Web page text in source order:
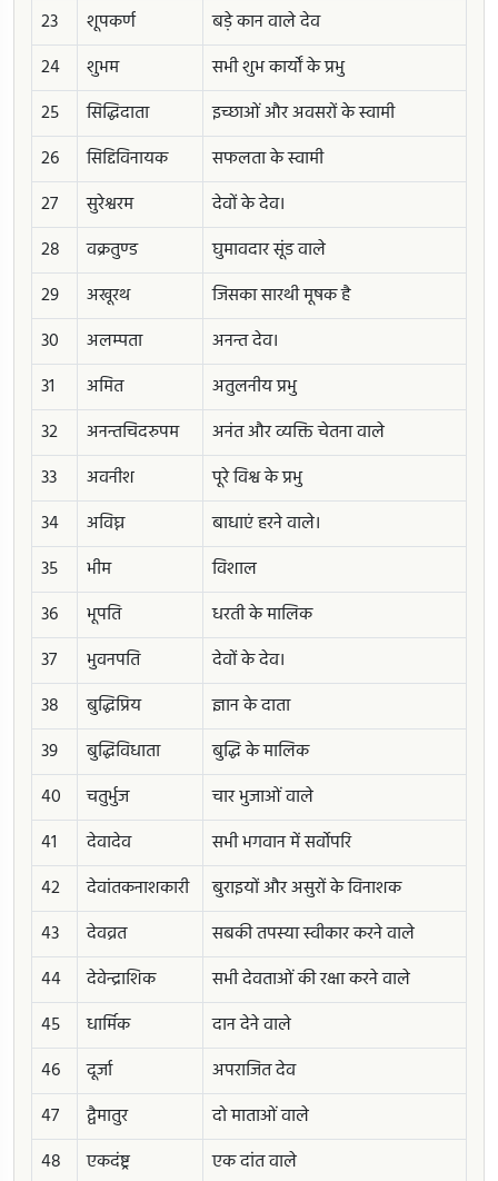
23
शूपकर्ण
बड़े कान वाले देव
24
शुभम
सभी शुभ कार्यों के प्रभु
25
सिद्धिदाता
इच्छाओं और अवसरों के स्वामी
26
सिद्दिविनायक
सफलता के स्वामी
27
सुरेश्वरम
देवों के देव।
28
वक्रतुण्ड
घुमावदार सूंड वाले
29
अखूरथ
जिसका सारथी मूषक है
30
अलम्पता
अनन्त देव।
31
अमित
अतुलनीय प्रभु
32
अनन्तचिदरुपम
अनंत और व्यक्ति चेतना वाले
33
अवनीश
पूरे विश्व के प्रभु
34
अविघ्न
बाधाएं हरने वाले।
35
भीम
विशाल
36
भूपति
धरती के मालिक
37
भुवनपति
देवों के देव।
38
बुद्धिप्रिय
ज्ञान के दाता
39
बुद्धिविधाता
बुद्धि के मालिक
40
चतुर्भुज
चार भुजाओं वाले
41
देवादेव
सभी भगवान में सर्वोपरि
42
देवांतकनाशकारी
बुराइयों और असुरों के विनाशक
43
देवव्रत
सबकी तपस्या स्वीकार करने वाले
44
देवेन्द्राशिक
सभी देवताओं की रक्षा करने वाले
45
धार्मिक
दान देने वाले
46
दूर्जा
अपराजित देव
47
द्वैमातुर
दो माताओं वाले
48
एकदंष्ट्र एक दांत वाले